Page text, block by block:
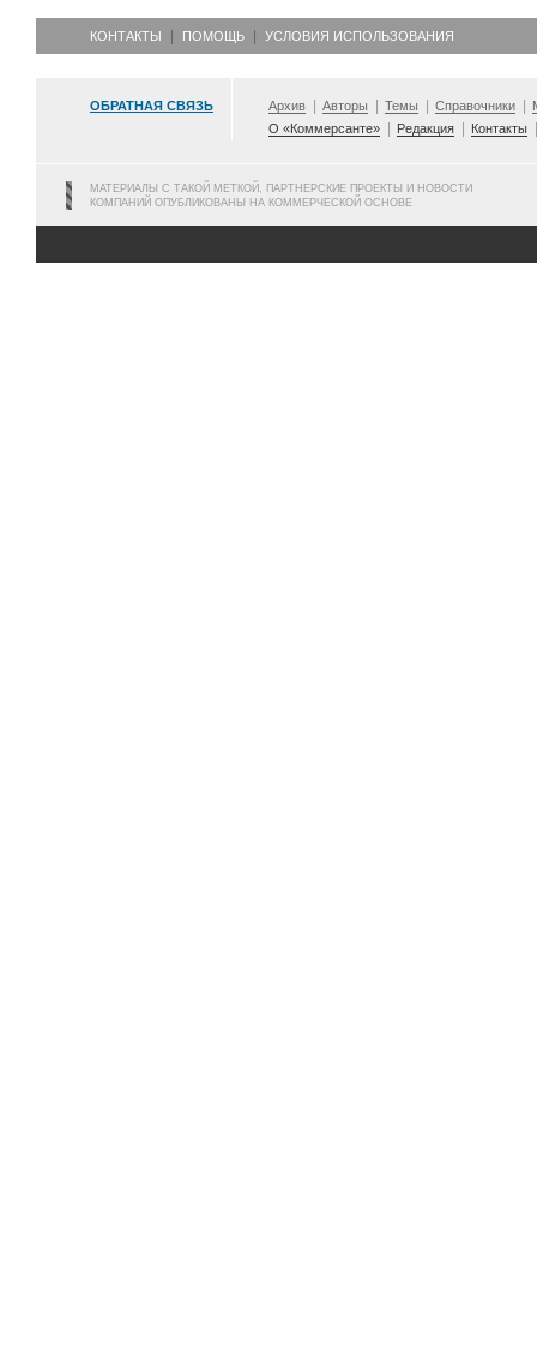
КОНТАКТЫ ПОМОЩЬ УСЛОВИЯ ИСПОЛЬЗОВАНИЯ
ОБРАТНАЯ СВЯЗЬ Архив Авторы Темы Справочники
О «Коммерсанте»
Редакция Контакты
МАТЕРИАЛЫ С ТАКОЙ МЕТКОЙ, ПАРТНЕРСКИЕ ПРОЕКТЫ И НОВОСТИ
КОМПАНИЙ ОПУБЛИКОВАНЫ НА КОММЕРЧЕСКОЙ ОСНОВЕ